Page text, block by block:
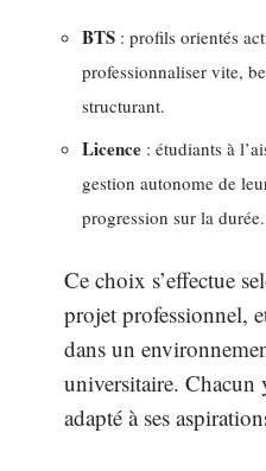
BTS : profils orientés
professionnaliser vite,
structurant.
Licence : étudiants à
gestion autonome de
progression sur la durée.
Ce choix s’effectue
projet professionnel,
dans un
universitaire. Chacun
adapté à ses